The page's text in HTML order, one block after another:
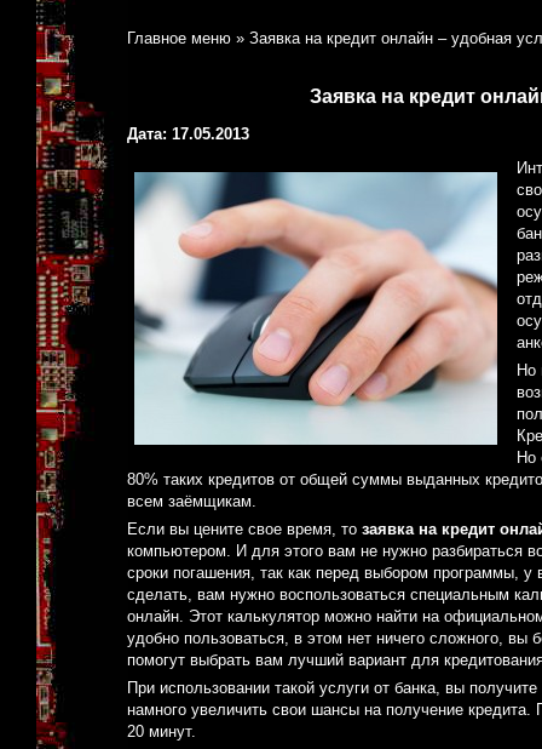
Главное меню » Заявка на кредит онлайн – удобная
Заявка на кредит
Дата: 17.05.2013
Но
Но
80% таких кредитов от общей суммы выданных
всем заёмщикам.
Если вы цените свое время, то заявка на кредит
компьютером. И для этого вам не нужно разбираться
сроки погашения, так как перед выбором программы,
сделать, вам нужно воспользоваться специальным
онлайн. Этот калькулятор можно найти на
удобно пользоваться, в этом нет ничего сложного, вы
помогут выбрать вам лучший вариант для
При использовании такой услуги от банка, вы
намного увеличить свои шансы на получение
20 минут.